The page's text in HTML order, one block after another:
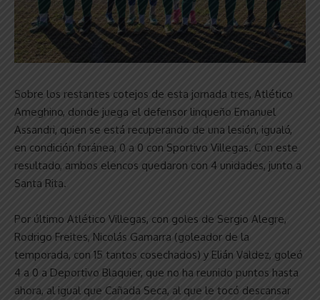
Sobre los restantes cotejos de esta jornada tres, Atlético
Ameghino, donde juega el defensor linqueño Emanuel
Assandri, quien se está recuperando de una lesión, igualó,
en condición foránea, 0 a 0 con Sportivo Villegas. Con este
resultado, ambos elencos quedaron con 4 unidades, junto a
Santa Rita.
Por último Atlético Villegas, con goles de Sergio Alegre,
Rodrigo Freites, Nicolás Gamarra (goleador de la
temporada, con 15 tantos cosechados) y Elián Valdez, goleó
4 a 0 a Deportivo Blaquier, que no ha reunido puntos hasta
ahora, al igual que Cañada Seca, al que le tocó descansar